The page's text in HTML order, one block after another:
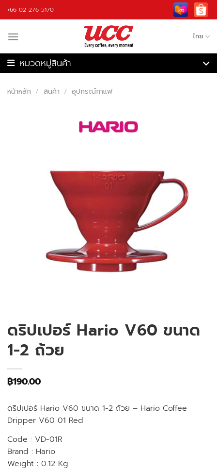
Skip
to
+66 02 276 5170
ไทย
เครื่องชงกาแฟอัตโนมัติ
อุปกรณ์กาแฟ
หน้าหลัก / สินค้า / อุปกรณ์กาแฟ
ดริปเปอร์ Hario V60 ขนาด
1-2 ถ้วย
฿190.00
ดริปเปอร์ Hario V60 ขนาด 1-2 ถ้วย – Hario Coffee
Dripper V60 01 Red
Code : VD-01R
Brand : Hario
Weight : 0.12 Kg